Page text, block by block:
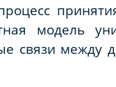
модель
связи между